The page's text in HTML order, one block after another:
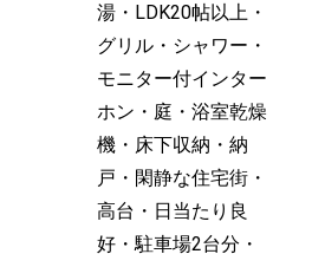
湯・LDK20帖以上・
グリル・シャワー・
モニター付インター
ホン・庭・浴室乾燥
機・床下収納・納
戸・閑静な住宅街・
高台・日当たり良
好・駐車場2台分・